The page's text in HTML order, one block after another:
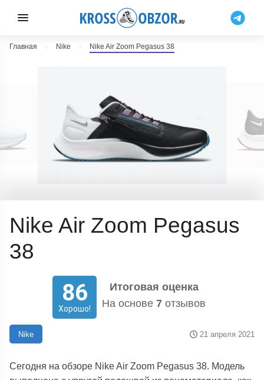
Главная Nike Nike Air Zoom Pegasus 38
Nike Air Zoom Pegasus
38
86
Хорошо!
Итоговая оценка
На основе 7 отзывов
Nike 21 апреля 2021
Сегодня на обзоре Nike Air Zoom Pegasus 38. Модель